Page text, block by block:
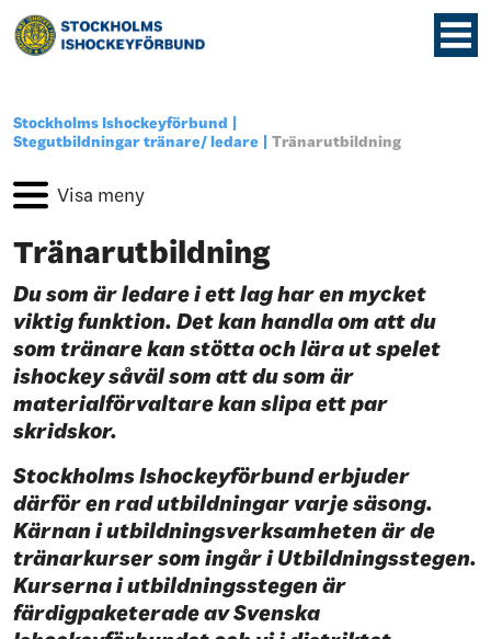
Stockholms Ishockeyförbund
Stegutbildningar tränare/ ledare
Tränarutbildning
Tränarutbildning
Du som är ledare i ett lag har en mycket
viktig funktion. Det kan handla om att du
som tränare kan stötta och lära ut spelet
ishockey såväl som att du som är
materialförvaltare kan slipa ett par
skridskor.
Stockholms Ishockeyförbund erbjuder
därför en rad utbildningar varje säsong.
Kärnan i utbildningsverksamheten är de
tränarkurser som ingår i Utbildningsstegen.
Kurserna i utbildningsstegen är
färdigpaketerade av Svenska